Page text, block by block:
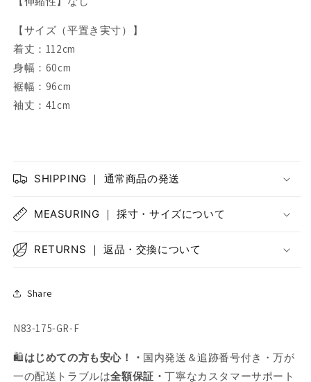
【サイズ（平置き実寸）】
着丈：112cm
身幅：60cm
裾幅：96cm
袖丈：41cm
SHIPPING ｜ 通常商品の発送
MEASURING ｜ 採寸・サイズについて
RETURNS ｜ 返品・交換について
Share
SKU:
N83-175-GR-F
🛍️はじめての方も安心！・ 国内発送＆追跡番号付き・万が
一の配送トラブルは全額保証・丁寧なカスタマーサポート